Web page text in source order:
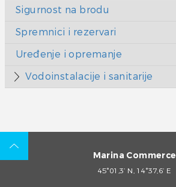
Sigurnost na brodu
Spremnici i rezervari
Uređenje i opremanje
Vodoinstalacije i sanitarije
Marina Commerce
45°01,3’ N, 14°37,6’ E